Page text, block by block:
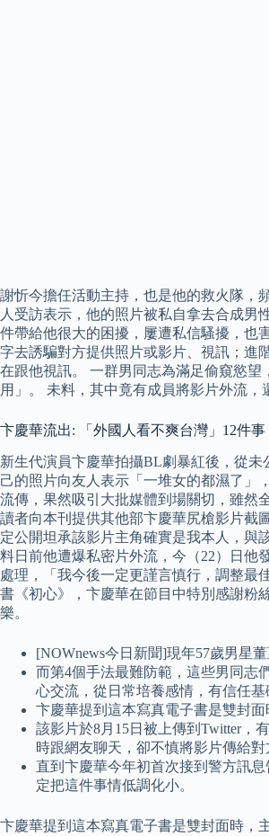
謝忻今擔任活動主持，也是他的救火隊，
人受訪表示，他的照片被私自拿去合成
件帶給他很大的困擾，屢遭私信騷擾，也
字去誘騙對方提供照片或影片、視訊；進
在跟他視訊。 一群男同志為滿足偷窺慾
用」。 未料，其中竟有成員將影片外流
卞慶華流出: 「外國人看不爽台灣」12件
新生代演員卞慶華拍攝BL劇暴紅後，從
己的照片向友人表示「一堆女的都濕了」
流傳，果然吸引大批媒體到場關切，雖然
讀者向本刊提供其他部卞慶華尻槍影片截
定公開坦承該影片主角確實是我本人，與
料日前他遭爆私密片外流，今（22）日他
處理，「我今後一定更謹言慎行，調整最
書《初心》，卞慶華在節目中特別感謝粉
樂。
[NOWnews今日新聞]現年57歲男星
而第4個手法最難防範，這些男同志
心交流，從日常培養感情，有信任
卞慶華提到這本寫真電子書是雙封
該影片於8月15日被上傳到Twitter，
時跟網友聊天，卻不慎將影片傳給
直到卞慶華今年初首次接到警方訊
定把這件事情低調化小。
卞慶華提到這本寫真電子書是雙封面時，